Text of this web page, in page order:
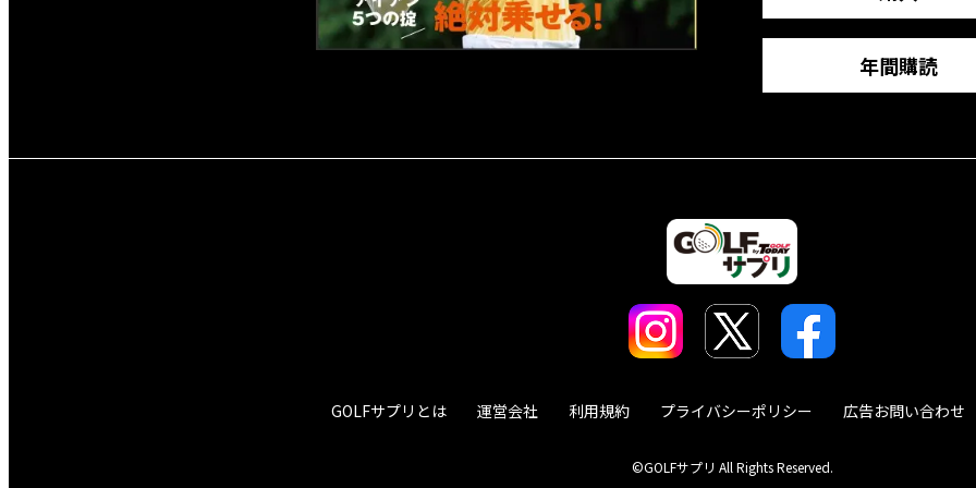
年間購読
GOLFサプリとは 運営会社 利用規約 プライバシーポリシー 広告お問い合わせ
©GOLFサプリ All Rights Reserved.